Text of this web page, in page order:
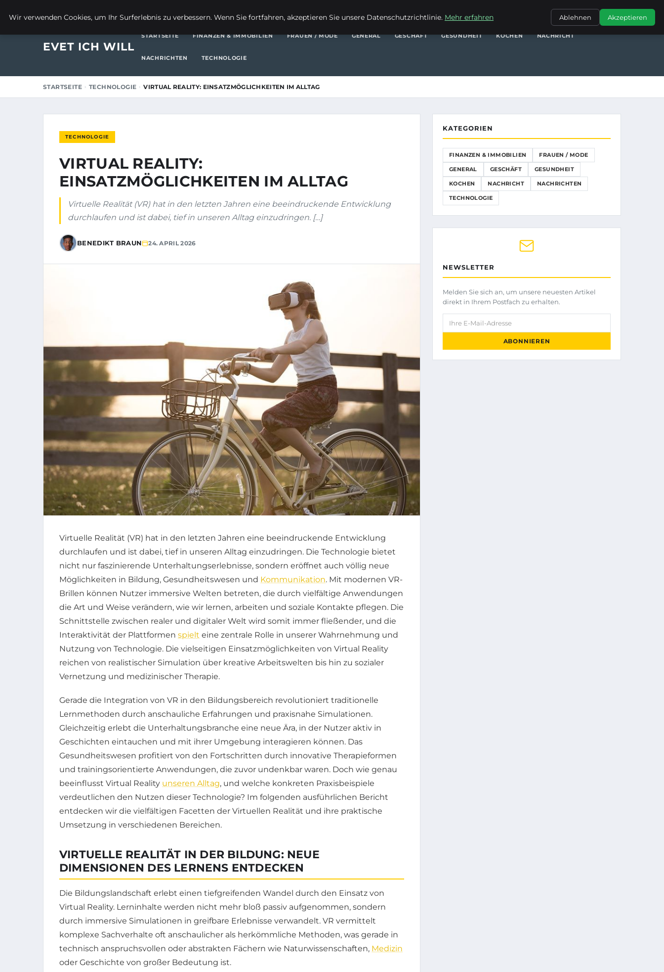
FRAUEN / MODEGENERALGESCHÄFT
EVET ICH WILL
STARTSEITE FINANZEN & IMMOBILIEN FRAUEN / MODE GENERAL GESCHÄFT GESUNDHEIT KOCHEN NACHRICHT
NACHRICHTEN TECHNOLOGIE
STARTSEITE TECHNOLOGIE VIRTUAL REALITY: EINSATZMÖGLICHKEITEN IM ALLTAG
TECHNOLOGIE
VIRTUAL REALITY:
EINSATZMÖGLICHKEITEN IM ALLTAG
Virtuelle Realität (VR) hat in den letzten Jahren eine beeindruckende Entwicklung
durchlaufen und ist dabei, tief in unseren Alltag einzudringen. […]
BENEDIKT BRAUN 24. APRIL 2026
Virtuelle Realität (VR) hat in den letzten Jahren eine beeindruckende Entwicklung
durchlaufen und ist dabei, tief in unseren Alltag einzudringen. Die Technologie bietet
nicht nur faszinierende Unterhaltungserlebnisse, sondern eröffnet auch völlig neue
Möglichkeiten in Bildung, Gesundheitswesen und Kommunikation. Mit modernen VR-
Brillen können Nutzer immersive Welten betreten, die durch vielfältige Anwendungen
die Art und Weise verändern, wie wir lernen, arbeiten und soziale Kontakte pflegen. Die
Schnittstelle zwischen realer und digitaler Welt wird somit immer fließender, und die
Interaktivität der Plattformen spielt eine zentrale Rolle in unserer Wahrnehmung und
Nutzung von Technologie. Die vielseitigen Einsatzmöglichkeiten von Virtual Reality
reichen von realistischer Simulation über kreative Arbeitswelten bis hin zu sozialer
Vernetzung und medizinischer Therapie.
Gerade die Integration von VR in den Bildungsbereich revolutioniert traditionelle
Lernmethoden durch anschauliche Erfahrungen und praxisnahe Simulationen.
Gleichzeitig erlebt die Unterhaltungsbranche eine neue Ära, in der Nutzer aktiv in
Geschichten eintauchen und mit ihrer Umgebung interagieren können. Das
Gesundheitswesen profitiert von den Fortschritten durch innovative Therapieformen
und trainingsorientierte Anwendungen, die zuvor undenkbar waren. Doch wie genau
beeinflusst Virtual Reality unseren Alltag, und welche konkreten Praxisbeispiele
verdeutlichen den Nutzen dieser Technologie? Im folgenden ausführlichen Bericht
entdecken wir die vielfältigen Facetten der Virtuellen Realität und ihre praktische
Umsetzung in verschiedenen Bereichen.
VIRTUELLE REALITÄT IN DER BILDUNG: NEUE
DIMENSIONEN DES LERNENS ENTDECKEN
Die Bildungslandschaft erlebt einen tiefgreifenden Wandel durch den Einsatz von
Virtual Reality. Lerninhalte werden nicht mehr bloß passiv aufgenommen, sondern
durch immersive Simulationen in greifbare Erlebnisse verwandelt. VR vermittelt
komplexe Sachverhalte oft anschaulicher als herkömmliche Methoden, was gerade in
technisch anspruchsvollen oder abstrakten Fächern wie Naturwissenschaften, Medizin
oder Geschichte von großer Bedeutung ist.
KATEGORIEN
FINANZEN & IMMOBILIEN FRAUEN / MODE
GENERAL GESCHÄFT GESUNDHEIT
KOCHEN NACHRICHT NACHRICHTEN
TECHNOLOGIE
NEWSLETTER
Melden Sie sich an, um unsere neuesten Artikel
direkt in Ihrem Postfach zu erhalten.
Ihre E-Mail-Adresse
ABONNIEREN
Wir verwenden Cookies, um Ihr Surferlebnis zu verbessern. Wenn Sie fortfahren, akzeptieren Sie unsere Datenschutzrichtlinie. Mehr erfahren Ablehnen Akzeptieren